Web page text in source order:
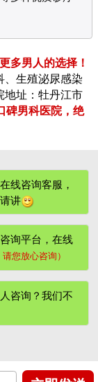
多男人的选择！
、生殖泌尿感染
地址：牡丹江市
碑男科医院，绝
线咨询客服，
讲
询平台，在线
请您放心咨询）
咨询？我们不